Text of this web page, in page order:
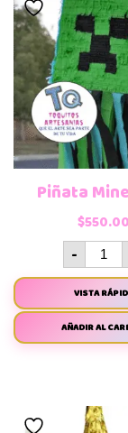
Piñata
$550.00
-
VISTA
AÑADIR AL